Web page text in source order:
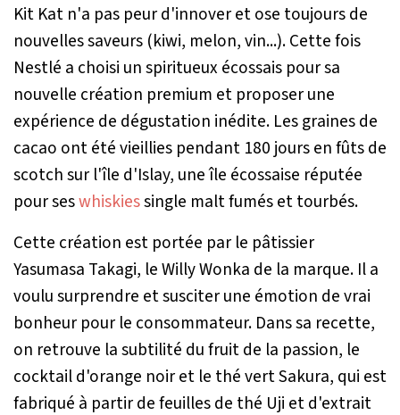
Kit Kat n'a pas peur d'innover et ose toujours de
nouvelles saveurs (kiwi, melon, vin...). Cette fois
Nestlé a choisi un spiritueux écossais pour sa
nouvelle création premium et proposer une
expérience de dégustation inédite. Les graines de
cacao ont été vieillies pendant 180 jours en fûts de
scotch sur l'île d'Islay, une île écossaise réputée
pour seswhiskiessingle malt fumés et tourbés.
Cette création est portée par le pâtissier
Yasumasa Takagi, le Willy Wonka de la marque. Il a
voulu surprendre et susciter une émotion de vrai
bonheur pour le consommateur. Dans sa recette,
on retrouve la subtilité du fruit de la passion, le
cocktail d'orange noir et le thé vert Sakura, qui est
fabriqué à partir de feuilles de thé Uji et d'extrait